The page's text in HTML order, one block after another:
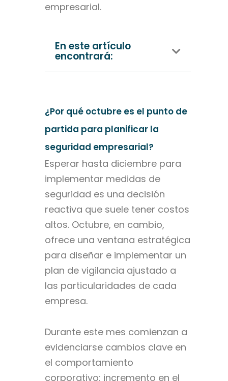
empresarial.
En este artículo
encontrará:
¿Por qué octubre es el punto de
partida para planificar la
seguridad empresarial?
Esperar hasta diciembre para
implementar medidas de
seguridad es una decisión
reactiva que suele tener costos
altos. Octubre, en cambio,
ofrece una ventana estratégica
para diseñar e implementar un
plan de vigilancia ajustado a
las particularidades de cada
empresa.
Durante este mes comienzan a
evidenciarse cambios clave en
el comportamiento
corporativo: incremento en el